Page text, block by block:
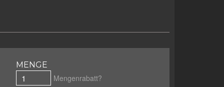
MENGE
Mengenrabatt?